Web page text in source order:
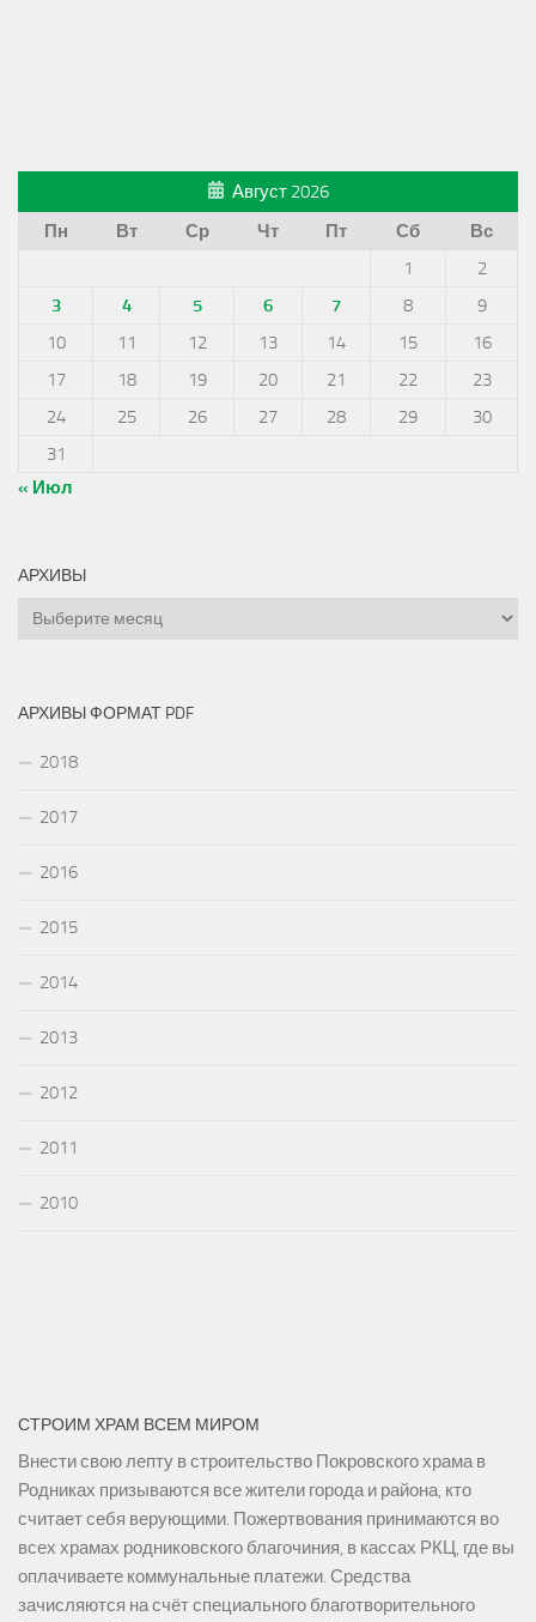
Август 2026
Пн
Вт Ср Чт Пт Сб
Вс
1
2
3
4 5 6 7 8
9
10
11 12 13 14 15
16
17
18 19 20 21 22
23
24
25 26 27 28 29
30
31
« Июл
АРХИВЫ
Архивы
АРХИВЫ ФОРМАТ PDF
2018
2017
2016
2015
2014
2013
2012
2011
2010
СТРОИМ ХРАМ ВСЕМ МИРОМ
Внести свою лепту в строительство Покровского храма в
Родниках призываются все жители города и района, кто
считает себя верующими. Пожертвования принимаются во
всех храмах родниковского благочиния, в кассах РКЦ, где вы
оплачиваете коммунальные платежи. Средства
зачисляются на счёт специального благотворительного